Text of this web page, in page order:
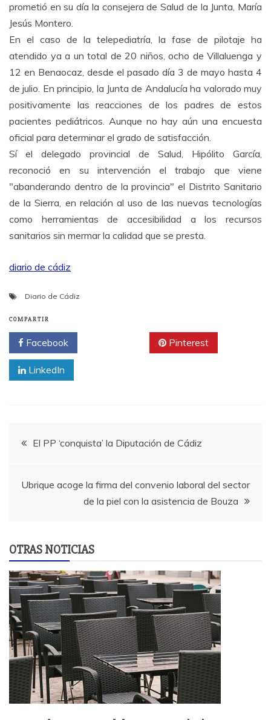
prometió en su día la consejera de Salud de la Junta, María
Jesús Montero.
En el caso de la telepediatría, la fase de pilotaje ha
atendido ya a un total de 20 niños, ocho de Villaluenga y
12 en Benaocaz, desde el pasado día 3 de mayo hasta 4
de julio. En principio, la Junta de Andalucía ha valorado muy
positivamente las reacciones de los padres de estos
pacientes pediátricos. Aunque no hay aún una encuesta
oficial para determinar el grado de satisfacción.
Sí el delegado provincial de Salud, Hipólito García,
reconoció en su intervención el trabajo que viene
"abanderando dentro de la provincia" el Distrito Sanitario
de la Sierra, en relación al uso de las nuevas tecnologías
como herramientas de accesibilidad a los recursos
sanitarios sin mermar la calidad que se presta.
diario de cádiz
Diario de Cádiz
COMPARTIR
Facebook Pinterest
LinkedIn
Navegación
El PP ‘conquista’ la Diputación de Cádiz
Ubrique acoge la firma del convenio laboral del sector
de la piel con la asistencia de Bouza
OTRAS NOTICIAS